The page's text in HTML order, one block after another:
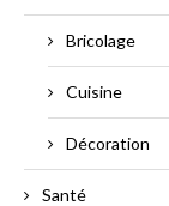
Bricolage
Cuisine
Décoration
Santé